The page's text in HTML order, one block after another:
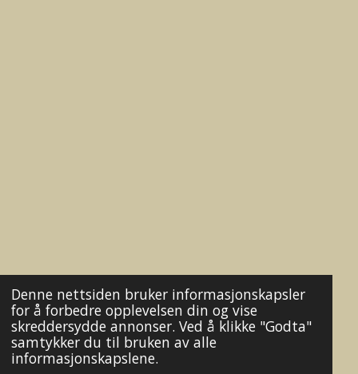
Denne nettsiden bruker informasjonskapsler
for å forbedre opplevelsen din og vise
skreddersydde annonser. Ved å klikke "Godta"
samtykker du til bruken av alle
informasjonskapslene.